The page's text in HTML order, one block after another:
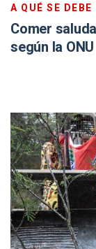
A QUÉ SE DEBE
Comer
según la ONU